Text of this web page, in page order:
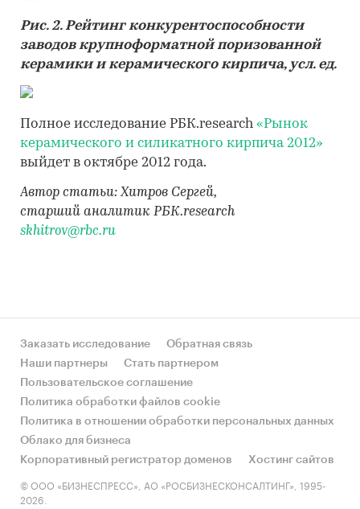
Рис. 2. Рейтинг конкурентоспособности
заводов крупноформатной поризованной
керамики и керамического кирпича, усл. ед.
Полное исследование РБК.research «Рынок
керамического и силикатного кирпича 2012»
выйдет в октябре 2012 года.
Автор статьи: Хитров Сергей,
старший аналитик РБК.research
skhitrov@rbc.ru
Заказать исследование
Обратная связь
Наши партнеры
Стать партнером
Пользовательское соглашение
Политика обработки файлов cookie
Политика в отношении обработки персональных данных
Облако для бизнеса
Корпоративный регистратор доменов
Хостинг сайтов
© ООО «БИЗНЕСПРЕСС», АО «РОСБИЗНЕСКОНСАЛТИНГ», 1995-
2026.